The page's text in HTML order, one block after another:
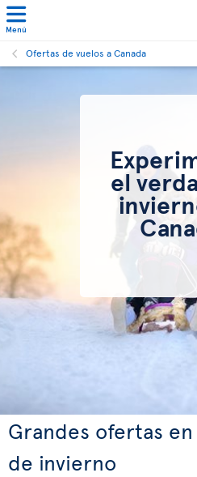
Menú
Ofertas de vuelos a Canada
el
Grandes ofertas
de invierno